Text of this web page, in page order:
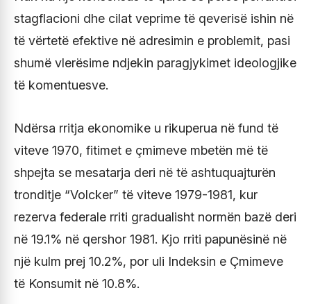
stagflacioni dhe cilat veprime të qeverisë ishin në
të vërtetë efektive në adresimin e problemit, pasi
shumë vlerësime ndjekin paragjykimet ideologjike
të komentuesve.
Ndërsa rritja ekonomike u rikuperua në fund të
viteve 1970, fitimet e çmimeve mbetën më të
shpejta se mesatarja deri në të ashtuquajturën
tronditje “Volcker” të viteve 1979-1981, kur
rezerva federale rriti gradualisht normën bazë deri
në 19.1% në qershor 1981. Kjo rriti papunësinë në
një kulm prej 10.2%, por uli Indeksin e Çmimeve
të Konsumit në 10.8%.